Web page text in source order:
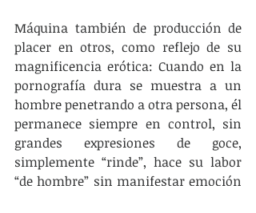
Máquina también de producción de
placer en otros, como reflejo de su
magnificencia erótica: Cuando en la
pornografía dura se muestra a un
hombre penetrando a otra persona, él
permanece siempre en control, sin
grandes expresiones de goce,
simplemente “rinde”, hace su labor
“de hombre” sin manifestar emoción